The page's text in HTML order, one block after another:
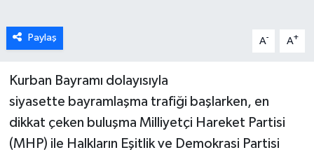
Paylaş A- A+
Kurban Bayramı dolayısıyla
siyasette bayramlaşma trafiği başlarken, en
dikkat çeken buluşma Milliyetçi Hareket Partisi
(MHP) ile Halkların Eşitlik ve Demokrasi Partisi